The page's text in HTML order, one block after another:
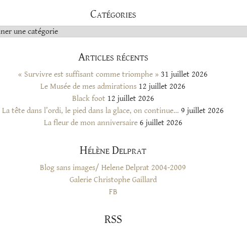
Catégories
Articles récents
« Survivre est suffisant comme triomphe » 31 juillet 2026
Le Musée de mes admirations 12 juillet 2026
Black foot 12 juillet 2026
La tête dans l’ordi, le pied dans la glace, on continue… 9 juillet 2026
La fleur de mon anniversaire 6 juillet 2026
Hélène Delprat
Blog sans images/ Helene Delprat 2004-2009
Galerie Christophe Gaillard
FB
RSS